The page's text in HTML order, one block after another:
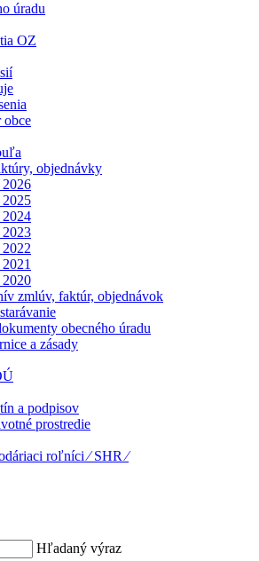
úradu
OZ
objednávky
zmlúv, faktúr, objednávok
obecného úradu
a zásady
a podpisov
prostredie
roľníci ⁄ SHR ⁄
Hľadaný výraz